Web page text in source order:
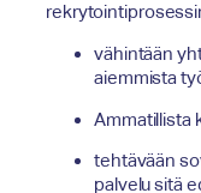
vähintään
aiemmista
Ammatillista
tehtävään
palvelu sitä